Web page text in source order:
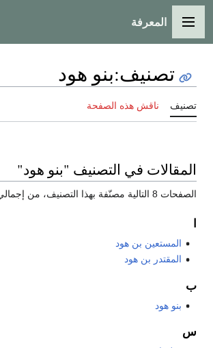
القائمة الرئيسية
المعرفة
تصنيف:بنو هود
تصنيف ناقش هذه الصفحة
المقالات في التصنيف "بنو هود"
الصفحات 8 التالية مصنّفة بهذا التصنيف، من إجمالي 8.
المستعين بن هود
المقتدر بن هود
ب
بنو هود
س